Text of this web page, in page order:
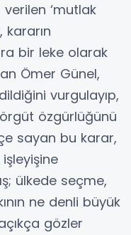
‘mutlak
kararın
bir leke olarak
Ömer Günel,
vurgulayıp,
özgürlüğünü
sayan bu karar,
ülkede seçme,
ne denli büyük
gözler